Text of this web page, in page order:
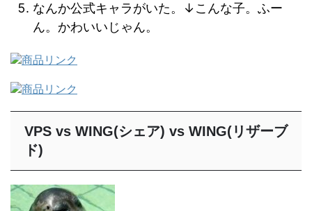
なんか公式キャラがいた。↓こんな子。ふー
ん。かわいいじゃん。
VPS vs WING(シェア) vs WING(リザーブ
ド)